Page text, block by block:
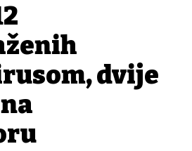
dvije